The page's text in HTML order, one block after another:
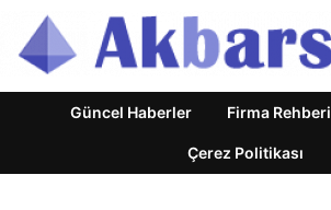
Güncel Haberler Firma Rehberi
Çerez Politikası